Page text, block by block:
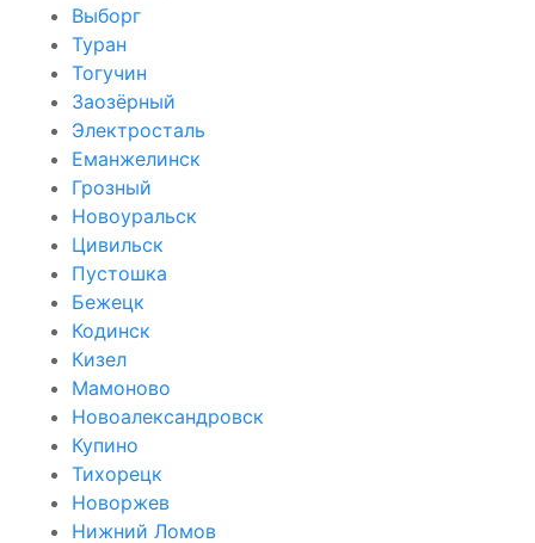
Выборг
Туран
Тогучин
Заозёрный
Электросталь
Еманжелинск
Грозный
Новоуральск
Цивильск
Пустошка
Бежецк
Кодинск
Кизел
Мамоново
Новоалександровск
Купино
Тихорецк
Новоржев
Нижний Ломов